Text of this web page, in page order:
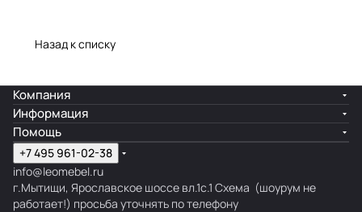
Внутри кресла скрывается
гарантирует длительную
эксплуатацию без поломок. В
основании надежное
пластиковое пятилучие и
газлифт 3 класса. Кресло
рассчитано на нагрузку до 140
кг.
Назад к списку
Компания
Информация
Помощь
+7 495 961-02-38
info@leomebel.ru
г.Мытищи, Ярославское шоссе вл.1с.1 Схема (шоурум не
работает!) просьба уточнять по телефону